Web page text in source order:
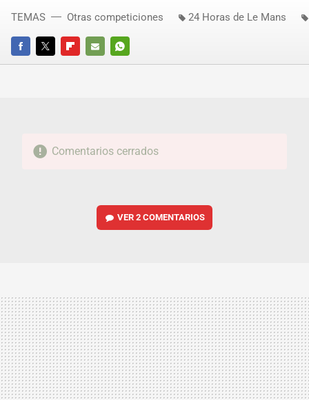
FACEBOOKTWITTERFLIPBOARD
E-
WHATSAPP
TEMAS Otras competiciones 24 Horas de Le Mans
Comentarios cerrados
VER2 COMENTARIOS